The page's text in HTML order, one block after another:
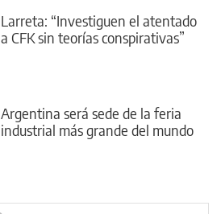
Larreta: “Investiguen el atentado
a CFK sin teorías conspirativas”
Argentina será sede de la feria
industrial más grande del mundo